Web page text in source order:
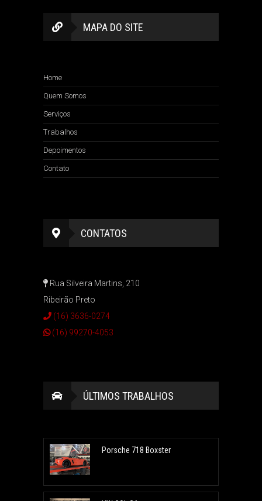
MAPA DO SITE
Home
Quem Somos
Serviços
Trabalhos
Depoimentos
Contato
CONTATOS
Rua Silveira Martins, 210
Ribeirão Preto
(16) 3636-0274
(16) 99270-4053
ÚLTIMOS TRABALHOS
Porsche 718 Boxster